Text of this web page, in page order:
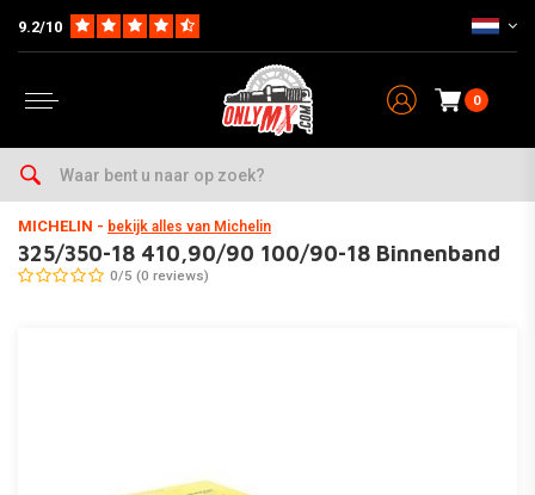
9.2/10
0
Home Onderhoud & Werkplaats
MICHELIN - bekijk alles van Michelin
325/350-18 410,90/90 100/90-18 Binnenband
0/5 (0 reviews)